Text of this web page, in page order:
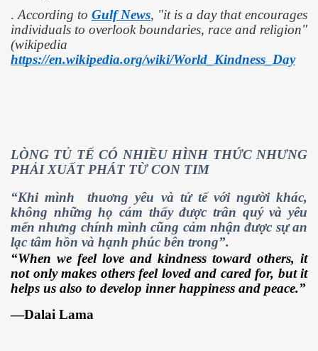
. According to Gulf News, "it is a day that encourages
individuals to overlook boundaries, race and religion"
(wikipedia
https://en.wikipedia.org/wiki/World_Kindness_Day
LÒNG TỦ TẾ CÓ NHIỀU HÌNH THỨC NHƯNG
PHẢI XUẤT PHÁT TỪ CON TIM
“Khi mình
thuơng yêu và tử tế với người khác,
không những họ cảm thấy được trân quý và yêu
mến nhưng chính mình cũng cảm nhận được sự an
lạc tâm hồn và hạnh phúc bên trong”.
“When we feel love and kindness toward others, it
not only makes others feel loved and cared for, but it
helps us also to develop inner happiness and peace.”
—Dalai Lama
nay